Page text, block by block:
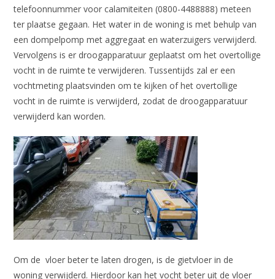
telefoonnummer voor calamiteiten (0800-4488888) meteen
ter plaatse gegaan. Het water in de woning is met behulp van
een dompelpomp met aggregaat en waterzuigers verwijderd.
Vervolgens is er droogapparatuur geplaatst om het overtollige
vocht in de ruimte te verwijderen. Tussentijds zal er een
vochtmeting plaatsvinden om te kijken of het overtollige
vocht in de ruimte is verwijderd, zodat de droogapparatuur
verwijderd kan worden.
Om de vloer beter te laten drogen, is de gietvloer in de
woning verwijderd. Hierdoor kan het vocht beter uit de vloer